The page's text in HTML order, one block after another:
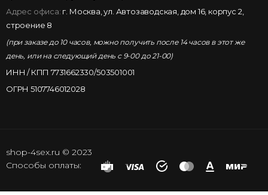
Адрес офиса: г. Москва, ул. Автозаводская, дом 16, корпус 2,
строение 8
(при заказе до 10 часов, можно получить после 14 часов в этот же
день, или на следующий день с 9-00 до 21-00)
ИНН / КПП 7731662330/503501001
ОГРН 5107746012028
shop-4sex.ru © 2023
Способы оплаты: